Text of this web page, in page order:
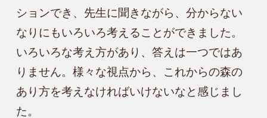
ションでき、先生に聞きながら、分からない
なりにもいろいろ考えることができました。
いろいろな考え方があり、答えは一つではあ
りません。様々な視点から、これからの森の
あり方を考えなければいけないなと感じまし
た。